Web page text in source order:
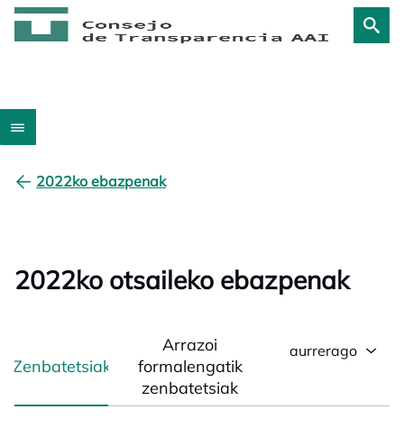
2022ko ebazpenak
2022ko otsaileko ebazpenak
Zenbatetsiak
Arrazoi
formalengatik
zenbatetsiak
aurrerago